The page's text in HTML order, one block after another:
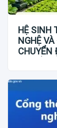
HỆ SINH
NGHỆ
CHUYỂN